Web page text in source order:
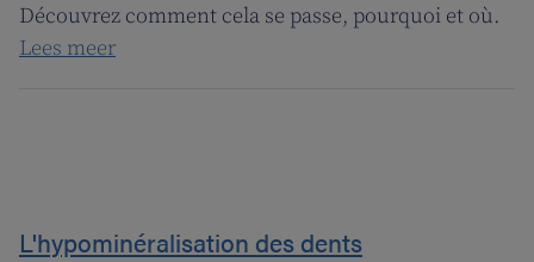
Découvrez comment cela se passe, pourquoi et où.
Lees meer
L'hypominéralisation des dents